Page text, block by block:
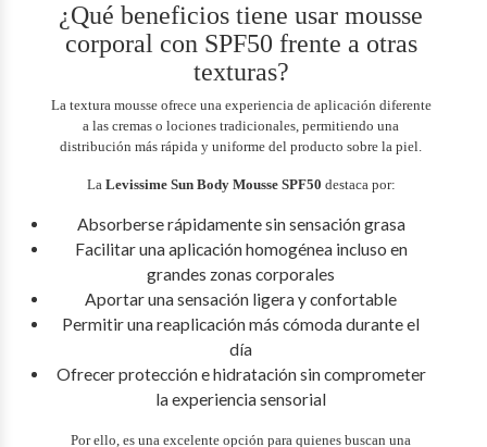
¿Qué beneficios tiene usar mousse
corporal con SPF50 frente a otras
texturas?
La textura mousse ofrece una experiencia de aplicación diferente
a las cremas o lociones tradicionales, permitiendo una
distribución más rápida y uniforme del producto sobre la piel.
La Levissime Sun Body Mousse SPF50 destaca por:
Absorberse rápidamente sin sensación grasa
Facilitar una aplicación homogénea incluso en
grandes zonas corporales
Aportar una sensación ligera y confortable
Permitir una reaplicación más cómoda durante el
día
Ofrecer protección e hidratación sin comprometer
la experiencia sensorial
Por ello, es una excelente opción para quienes buscan una